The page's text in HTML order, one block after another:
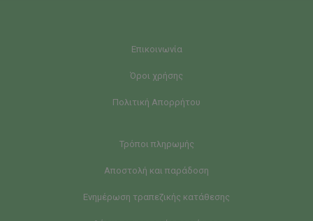
Επικοινωνία
Όροι χρήσης
Πολιτική Απορρήτου
Τρόποι πληρωμής
Αποστολή και παράδοση
Ενημέρωση τραπεζικής κατάθεσης